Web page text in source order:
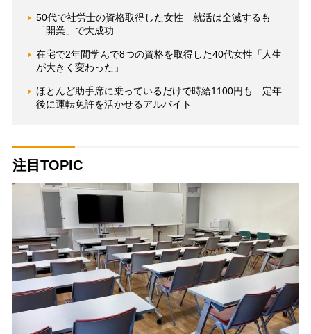
50代で社労士の資格取得した女性 就活は全滅するも
「開業」で大成功
在宅で2年間学んで8つの資格を取得した40代女性「人生
が大きく変わった」
ほとんど助手席に乗っているだけで時給1100円も 定年
後に運転免許を活かせるアルバイト
注目TOPIC